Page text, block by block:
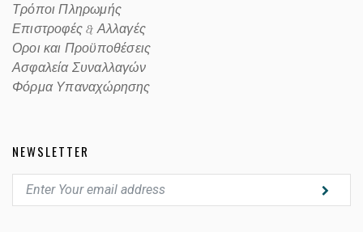
Τρόποι Πληρωμής
Επιστροφές & Αλλαγές
Οροι και Προϋποθέσεις
Ασφαλεία Συναλλαγών
Φόρμα Υπαναχώρησης
NEWSLETTER